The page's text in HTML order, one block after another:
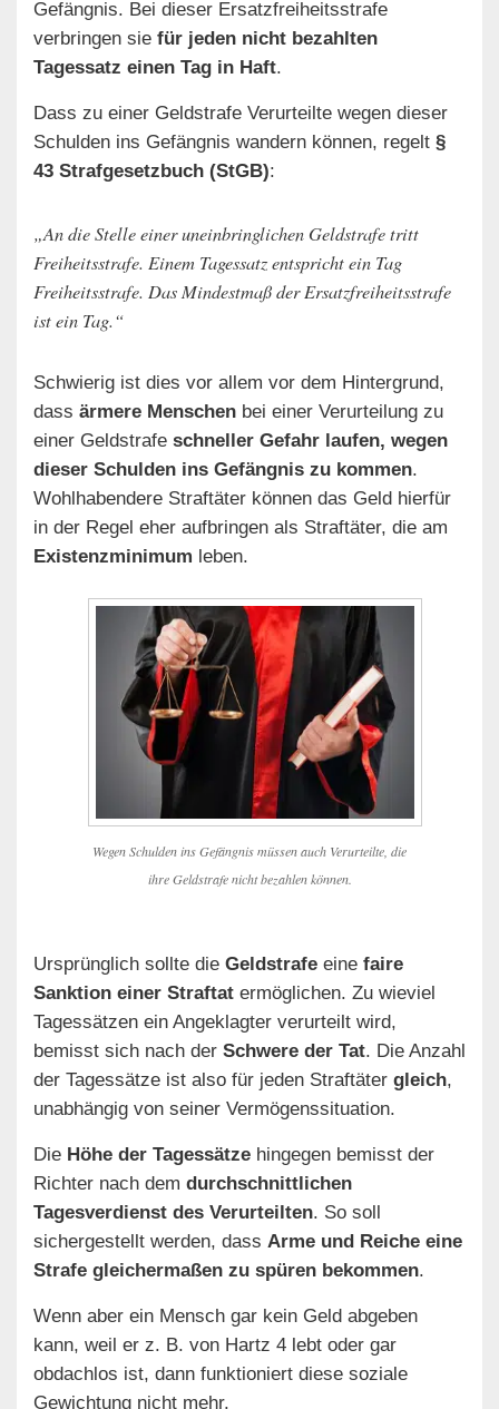
Gefängnis. Bei dieser Ersatzfreiheitsstrafe
verbringen sie für jeden nicht bezahlten
Tagessatz einen Tag in Haft.
Dass zu einer Geldstrafe Verurteilte wegen dieser
Schulden ins Gefängnis wandern können, regelt §
43 Strafgesetzbuch (StGB):
„An die Stelle einer uneinbringlichen Geldstrafe tritt
Freiheitsstrafe. Einem Tagessatz entspricht ein Tag
Freiheitsstrafe. Das Mindestmaß der Ersatzfreiheitsstrafe
ist ein Tag.“
Schwierig ist dies vor allem vor dem Hintergrund,
dass ärmere Menschen bei einer Verurteilung zu
einer Geldstrafe schneller Gefahr laufen, wegen
dieser Schulden ins Gefängnis zu kommen.
Wohlhabendere Straftäter können das Geld hierfür
in der Regel eher aufbringen als Straftäter, die am
Existenzminimum leben.
Wegen Schulden ins Gefängnis müssen auch Verurteilte, die
ihre Geldstrafe nicht bezahlen können.
Ursprünglich sollte die Geldstrafe eine faire
Sanktion einer Straftat ermöglichen. Zu wieviel
Tagessätzen ein Angeklagter verurteilt wird,
bemisst sich nach der Schwere der Tat. Die Anzahl
der Tagessätze ist also für jeden Straftäter gleich,
unabhängig von seiner Vermögenssituation.
Die Höhe der Tagessätze hingegen bemisst der
Richter nach dem durchschnittlichen
Tagesverdienst des Verurteilten. So soll
sichergestellt werden, dass Arme und Reiche eine
Strafe gleichermaßen zu spüren bekommen.
Wenn aber ein Mensch gar kein Geld abgeben
kann, weil er z. B. von Hartz 4 lebt oder gar
obdachlos ist, dann funktioniert diese soziale
Gewichtung nicht mehr.